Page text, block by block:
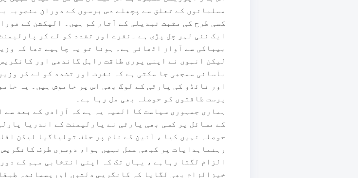
مسلمانوں کے تعلق سے پچھلے دس برسوں کے دوران منصوبہ
کسی طرح کی مثبت تبدیلی کے آثار کم ہیں۔ الیکشن کے
ایک نئی لہر چل پڑی ہے ۔نفرت اور تشدد کو لے کر
بیباکی سے آواز اٹھائی ہے۔ ہونا تو یہ چاہیے تھا کہ
لیکن انہوں نے اپنی پوری طاقت راہل گاندھی اور
بآسانی سمجھی جا سکتی ہے کہ نفرت اور تشدد کو لے کر
اور نائڈو کی پارٹی کے لوگ بھی اس پر خاموش ہیں۔ یہ
پرست طاقتوں کو حوصلہ بھی مل رہا ہے۔
ہماری جمہوری سیاست کا المیہ یہ ہے کہ آزادی کے بعد
کے مسائل پر کسی بھی پارٹی نے پارلیمنٹ کے اندریا
حوصلہ نہیں کیا ، آئین کے نام پر حلف تولیاگیا لیکن
رہنماہدایات پر کبھی عمل نہیں ہوا، دوسری طرف
الزام لگتا رہاہے ، یہاں تک کہ اپنی انتخابی مہم کے
خیزالزام بھی لگایا کہ کانگریس دلتوں اورپسماندہ